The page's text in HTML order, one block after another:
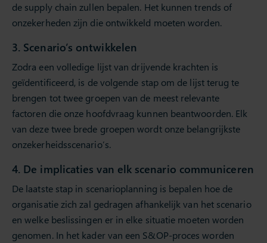
de supply chain zullen bepalen. Het kunnen trends of
onzekerheden zijn die ontwikkeld moeten worden.
3. Scenario’s ontwikkelen
Zodra een volledige lijst van drijvende krachten is
geïdentificeerd, is de volgende stap om de lijst terug te
brengen tot twee groepen van de meest relevante
factoren die onze hoofdvraag kunnen beantwoorden. Elk
van deze twee brede groepen wordt onze belangrijkste
onzekerheidsscenario’s.
4. De implicaties van elk scenario communiceren
De laatste stap in scenarioplanning is bepalen hoe de
organisatie zich zal gedragen afhankelijk van het scenario
en welke beslissingen er in elke situatie moeten worden
genomen. In het kader van een S&OP-proces worden